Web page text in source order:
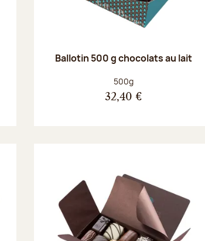
Ballotin 500 g chocolats au lait
Poids net :
500g
32,40 €